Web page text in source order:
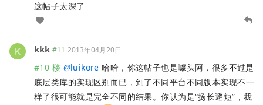
这帖子太深了
kkk #11 2013年04月20日
#10 楼 @luikore 哈哈，你这帖子也是噱头阿，很多不过是
底层类库的实现区别而已，到了不同平台不同版本实现不一
样了很可能就是完全不同的结果。你认为是“扬长避短”，我